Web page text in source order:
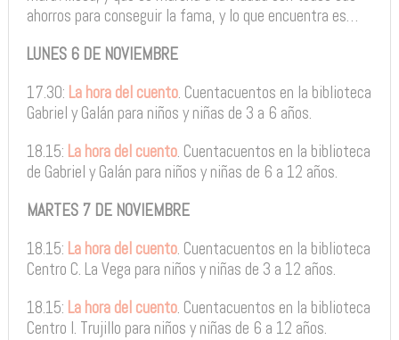
ahorros para conseguir la fama, y lo que encuentra es…
LUNES 6 DE NOVIEMBRE
17.30: La hora del cuento. Cuentacuentos en la biblioteca
Gabriel y Galán para niños y niñas de 3 a 6 años.
18.15: La hora del cuento. Cuentacuentos en la biblioteca
de Gabriel y Galán para niños y niñas de 6 a 12 años.
MARTES 7 DE NOVIEMBRE
18.15: La hora del cuento. Cuentacuentos en la biblioteca
Centro C. La Vega para niños y niñas de 3 a 12 años.
18.15: La hora del cuento. Cuentacuentos en la biblioteca
Centro I. Trujillo para niños y niñas de 6 a 12 años.